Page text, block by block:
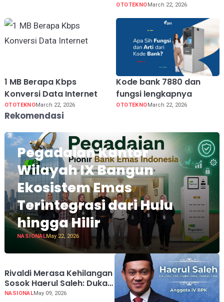
OTOTEKNOMarch 22, 2026
1 MB Berapa Kbps
Konversi Data Internet
OTOTEKNOMarch 22, 2026
Kode bank 7880 dan
fungsi lengkapnya
OTOTEKNO March 22, 2026
Rekomendasi
Pegadaian Kantor
Wilayah IX Bangun
Ekosistem Emas
Terintegrasi dari Hulu
hingga Hilir
NASIONALMay 22, 2026
Rivaldi Merasa Kehilangan
Sosok Haerul Saleh: Duka
Mendalam Tanah Air
NASIONALMay 09, 2026